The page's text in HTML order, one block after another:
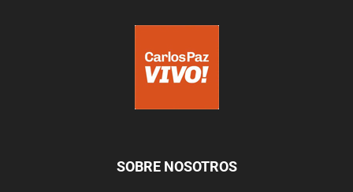
SOBRE NOSOTROS